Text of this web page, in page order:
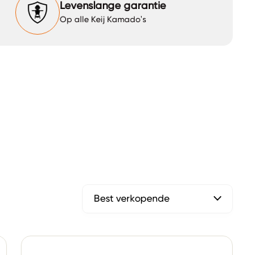
Levenslange garantie
Op alle Keij Kamado’s
expand_more